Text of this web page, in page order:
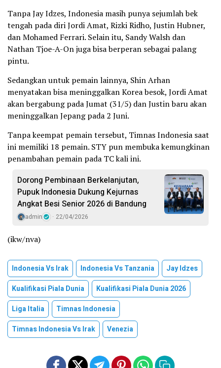
Tanpa Jay Idzes, Indonesia masih punya sejumlah bek
tengah pada diri Jordi Amat, Rizki Ridho, Justin Hubner,
dan Mohamed Ferrari. Selain itu, Sandy Walsh dan
Nathan Tjoe-A-On juga bisa berperan sebagai palang
pintu.
Sedangkan untuk pemain lainnya, Shin Arhan
menyatakan bisa meninggalkan Korea besok, Jordi Amat
akan bergabung pada Jumat (31/5) dan Justin baru akan
meninggalkan Jepang pada 2 Juni.
Tanpa keempat pemain tersebut, Timnas Indonesia saat
ini memiliki 18 pemain. STY pun membuka kemungkinan
penambahan pemain pada TC kali ini.
Dorong Pembinaan Berkelanjutan,
Pupuk Indonesia Dukung Kejurnas
Angkat Besi Senior 2026 di Bandung
admin 22/04/2026
(ikw/nva)
Indonesia Vs Irak Indonesia Vs Tanzania
Jay Idzes
Kualifikasi Piala Dunia
Kualifikasi Piala Dunia 2026
Liga Italia
Timnas Indonesia
Timnas Indonesia Vs Irak
Venezia